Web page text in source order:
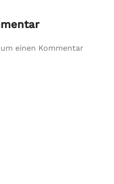
einen Kommentar